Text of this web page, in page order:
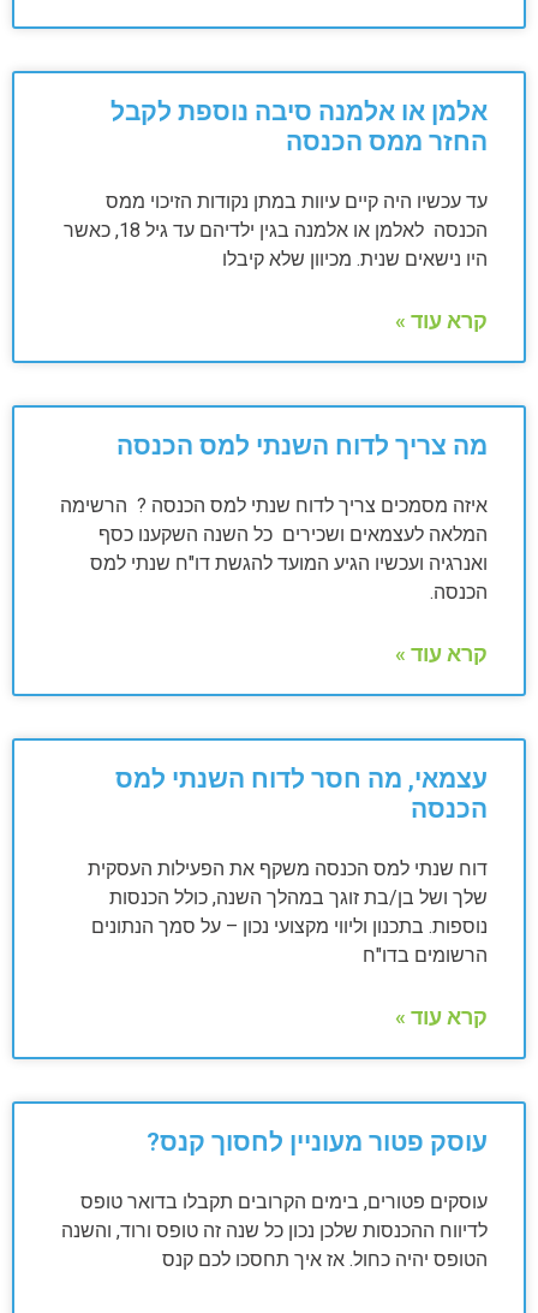
אלמן או אלמנה סיבה נוספת לקבל
החזר ממס הכנסה
עד עכשיו היה קיים עיוות במתן נקודות הזיכוי ממס
הכנסה לאלמן או אלמנה בגין ילדיהם עד גיל 18, כאשר
היו נישאים שנית. מכיוון שלא קיבלו
קרא עוד »
מה צריך לדוח השנתי למס הכנסה
איזה מסמכים צריך לדוח שנתי למס הכנסה ? הרשימה
המלאה לעצמאים ושכירים כל השנה השקענו כסף
ואנרגיה ועכשיו הגיע המועד להגשת דו"ח שנתי למס
הכנסה.
קרא עוד »
עצמאי, מה חסר לדוח השנתי למס
הכנסה
דוח שנתי למס הכנסה משקף את הפעילות העסקית
שלך ושל בן/בת זוגך במהלך השנה, כולל הכנסות
נוספות. בתכנון וליווי מקצועי נכון – על סמך הנתונים
הרשומים בדו"ח
קרא עוד »
עוסק פטור מעוניין לחסוך קנס?
עוסקים פטורים, בימים הקרובים תקבלו בדואר טופס
לדיווח ההכנסות שלכן נכון כל שנה זה טופס ורוד, והשנה
הטופס יהיה כחול. אז איך תחסכו לכם קנס